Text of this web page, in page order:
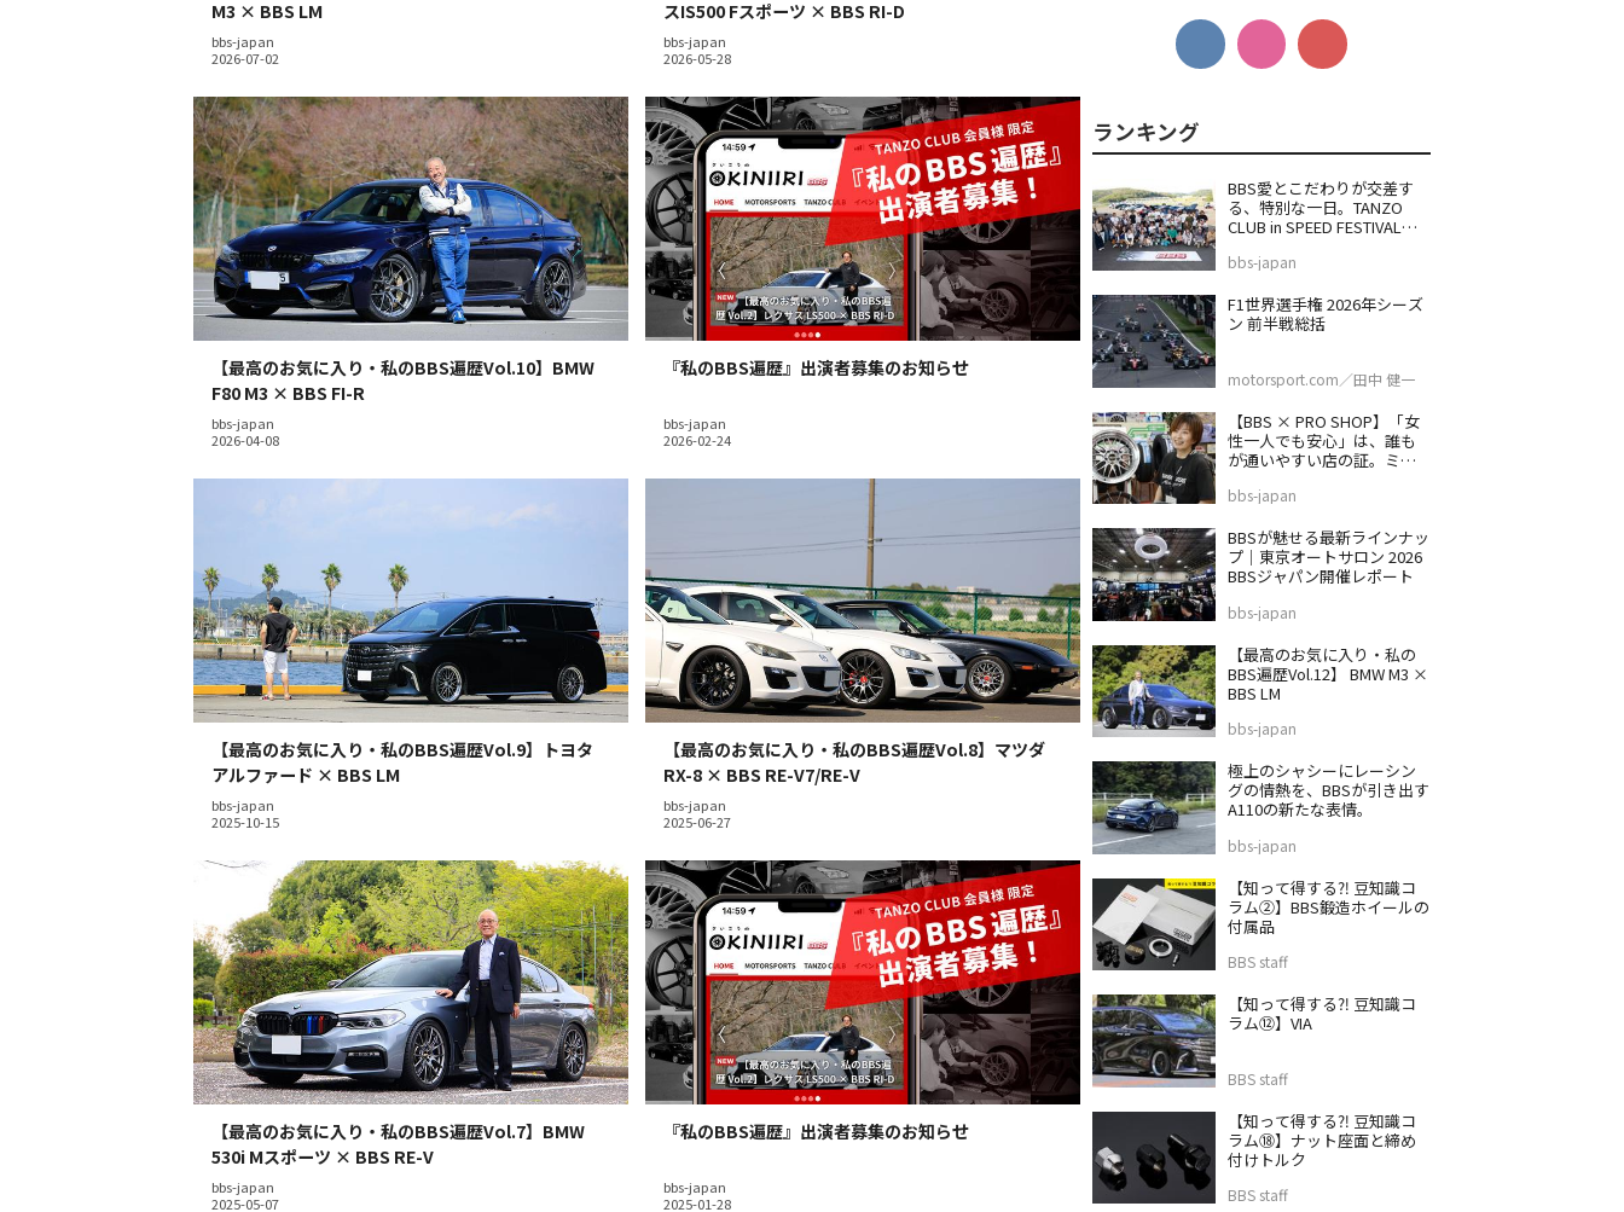
M3 × BBS LM
bbs-japan
スIS500 Fスポーツ × BBS RI-D
bbs-japan
【最高のお気に入り・私のBBS遍歴Vol.10】BMW
F80 M3 × BBS FI-R
bbs-japan
『私のBBS遍歴』出演者募集のお知らせ
bbs-japan
【最高のお気に入り・私のBBS遍歴Vol.9】トヨタ
アルファード × BBS LM
bbs-japan
【最高のお気に入り・私のBBS遍歴Vol.8】マツダ
RX-8 × BBS RE-V7/RE-V
bbs-japan
【最高のお気に入り・私のBBS遍歴Vol.7】BMW
530i Mスポーツ × BBS RE-V
bbs-japan
『私のBBS遍歴』出演者募集のお知らせ
bbs-japan
BBS愛とこだわりが交差す
る、特別な一日。TANZO
CLUB in SPEED FESTIVAL
bbs-japan
F1世界選手権 2026年シーズ
ン 前半戦総括
motorsport.com／田中 健一
【BBS × PRO SHOP】「女
性一人でも安心」は、誰も
が通いやすい店の証。ミス
ス店
bbs-japan
BBSが魅せる最新ラインナッ
プ｜東京オートサロン 2026
BBSジャパン開催レポート
bbs-japan
【最高のお気に入り・私の
BBS遍歴Vol.12】 BMW M3 ×
BBS LM
bbs-japan
極上のシャシーにレーシン
グの情熱を、BBSが引き出す
A110の新たな表情。
bbs-japan
【知って得する⁈ 豆知識コ
ラム②】BBS鍛造ホイールの
付属品
BBS staff
【知って得する⁈ 豆知識コ
ラム⑫】VIA
BBS staff
【知って得する⁈ 豆知識コ
ラム⑱】ナット座面と締め
付けトルク
BBS staff